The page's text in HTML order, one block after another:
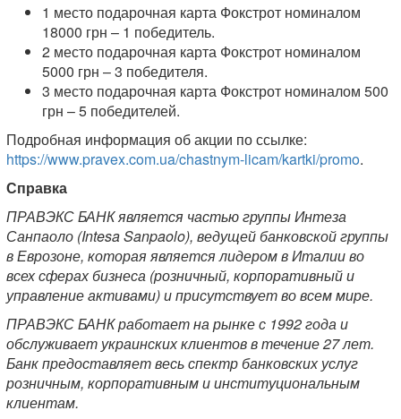
1 место подарочная карта Фокстрот номиналом
18000 грн – 1 победитель.
2 место подарочная карта Фокстрот номиналом
5000 грн – 3 победителя.
3 место подарочная карта Фокстрот номиналом 500
грн – 5 победителей.
Подробная информация об акции по ссылке:
https://www.pravex.com.ua/chastnym-licam/kartki/promo.
Справка
ПРАВЭКС БАНК является частью группы Интеза
Санпаоло (Intesa Sanpaolo), ведущей банковской группы
в Еврозоне, которая является лидером в Италии во
всех сферах бизнеса (розничный, корпоративный и
управление активами) и присутствует во всем мире.
ПРАВЭКС БАНК работает на рынке с 1992 года и
обслуживает украинских клиентов в течение 27 лет.
Банк предоставляет весь спектр банковских услуг
розничным, корпоративным и институциональным
клиентам.